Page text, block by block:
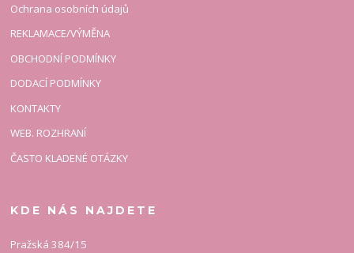
Ochrana osobních údajů
REKLAMACE/VÝMĚNA
OBCHODNÍ PODMÍNKY
DODACÍ PODMÍNKY
KONTAKTY
WEB. ROZHRANÍ
ČASTO KLADENÉ OTÁZKY
KDE NÁS NAJDETE
Pražská 384/15